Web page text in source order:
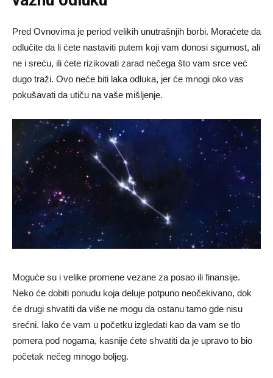
Pred Ovnovima je period velikih unutrašnjih borbi. Moraćete da
odlučite da li ćete nastaviti putem koji vam donosi sigurnost, ali
ne i sreću, ili ćete rizikovati zarad nečega što vam srce već
dugo traži. Ovo neće biti laka odluka, jer će mnogi oko vas
pokušavati da utiču na vaše mišljenje.
Moguće su i velike promene vezane za posao ili finansije.
Neko će dobiti ponudu koja deluje potpuno neočekivano, dok
će drugi shvatiti da više ne mogu da ostanu tamo gde nisu
srećni. Iako će vam u početku izgledati kao da vam se tlo
pomera pod nogama, kasnije ćete shvatiti da je upravo to bio
početak nečeg mnogo boljeg.